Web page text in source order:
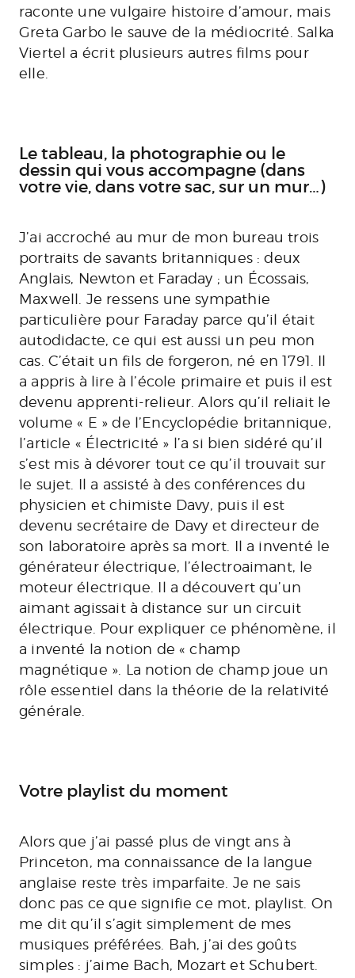
raconte une vulgaire histoire d’amour, mais
Greta Garbo le sauve de la médiocrité. Salka
Viertel a écrit plusieurs autres films pour
elle.
Le tableau, la photographie ou le
dessin qui vous accompagne (dans
votre vie, dans votre sac, sur un mur…)
J’ai accroché au mur de mon bureau trois
portraits de savants britanniques : deux
Anglais, Newton et Faraday ; un Écossais,
Maxwell. Je ressens une sympathie
particulière pour Faraday parce qu’il était
autodidacte, ce qui est aussi un peu mon
cas. C’était un fils de forgeron, né en 1791. Il
a appris à lire à l’école primaire et puis il est
devenu apprenti-relieur. Alors qu’il reliait le
volume « E » de l’Encyclopédie britannique,
l’article « Électricité » l’a si bien sidéré qu’il
s’est mis à dévorer tout ce qu’il trouvait sur
le sujet. Il a assisté à des conférences du
physicien et chimiste Davy, puis il est
devenu secrétaire de Davy et directeur de
son laboratoire après sa mort. Il a inventé le
générateur électrique, l’électroaimant, le
moteur électrique. Il a découvert qu’un
aimant agissait à distance sur un circuit
électrique. Pour expliquer ce phénomène, il
a inventé la notion de « champ
magnétique ». La notion de champ joue un
rôle essentiel dans la théorie de la relativité
générale.
Votre playlist du moment
Alors que j’ai passé plus de vingt ans à
Princeton, ma connaissance de la langue
anglaise reste très imparfaite. Je ne sais
donc pas ce que signifie ce mot, playlist. On
me dit qu’il s’agit simplement de mes
musiques préférées. Bah, j’ai des goûts
simples : j’aime Bach, Mozart et Schubert.